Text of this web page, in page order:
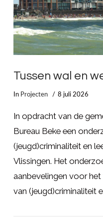
Tussen wal en
In Projecten 8 juli 2026
In opdracht van de
Bureau Beke een
(jeugd)criminaliteit en
Vlissingen. Het
aanbevelingen voor
van (jeugd)criminaliteit